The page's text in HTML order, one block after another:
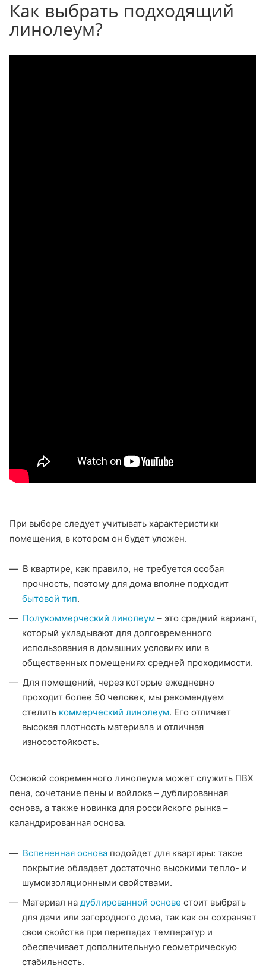
Как выбрать подходящий
линолеум?
При выборе следует учитывать характеристики
помещения, в котором он будет уложен.
В квартире, как правило, не требуется особая
прочность, поэтому для дома вполне подходит
бытовой тип.
Полукоммерческий линолеум – это средний вариант,
который укладывают для долговременного
использования в домашних условиях или в
общественных помещениях средней проходимости.
Для помещений, через которые ежедневно
проходит более 50 человек, мы рекомендуем
стелить коммерческий линолеум. Его отличает
высокая плотность материала и отличная
износостойкость.
Основой современного линолеума может служить ПВХ
пена, сочетание пены и войлока – дублированная
основа, а также новинка для российского рынка –
каландрированная основа.
Вспененная основа подойдет для квартиры: такое
покрытие обладает достаточно высокими тепло- и
шумоизоляционными свойствами.
Материал на дублированной основе стоит выбрать
для дачи или загородного дома, так как он сохраняет
свои свойства при перепадах температур и
обеспечивает дополнительную геометрическую
стабильность.